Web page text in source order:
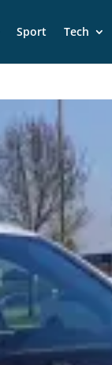
Sport Tech